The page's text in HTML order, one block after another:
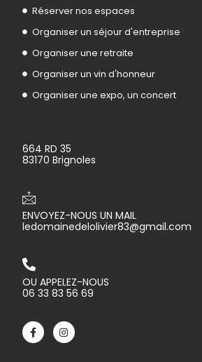
Réserver nos espaces
Organiser un séjour d'entreprise
Organiser une retraite
Organiser un vin d'honneur
Organiser une expo, un concert
664 RD 35
83170 Brignoles
ENVOYEZ-NOUS UN MAIL
ledomainedelolivier83@gmail.com
OU APPELEZ-NOUS
06 33 83 56 69